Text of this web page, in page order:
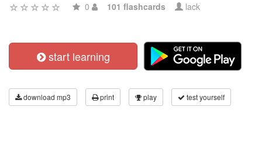
0 101 flashcards lack
start learning
download mp3 print play test yourself